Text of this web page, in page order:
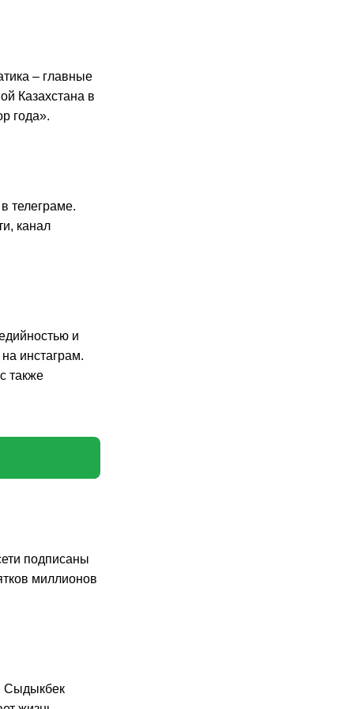
– главные
Казахстана в
года».
телеграме.
канал
и
инстаграм.
также
подписаны
миллионов
Сыдыкбек